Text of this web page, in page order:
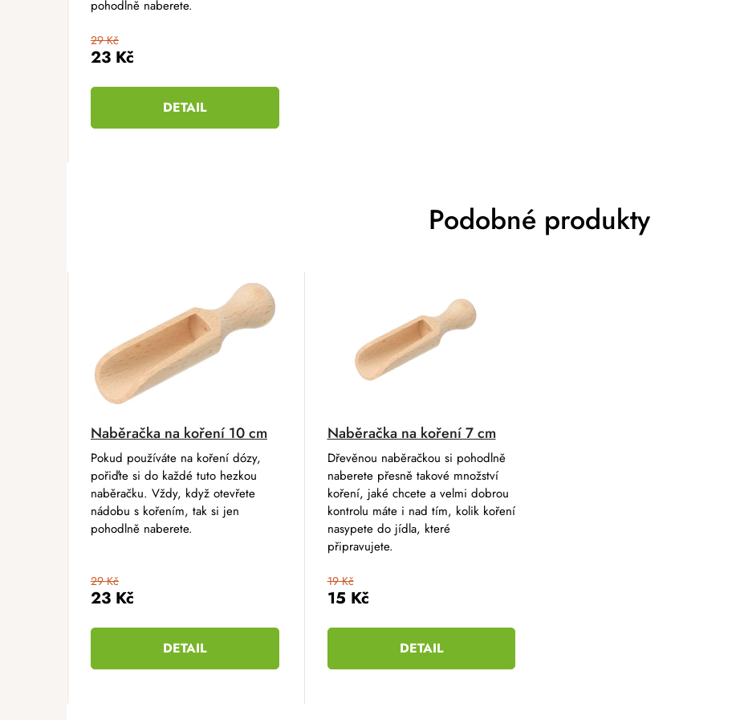
23 Kč
29 Kč
DETAIL
pohodlně naberete.
Podobné produkty
Naběračka na koření 10 cm
23 Kč
29 Kč
DETAIL
Pokud používáte na koření dózy,
pořiďte si do každé tuto hezkou
naběračku. Vždy, když otevřete
nádobu s kořením, tak si jen
pohodlně naberete.
Naběračka na koření 7 cm
15 Kč
19 Kč
DETAIL
Dřevěnou naběračkou si pohodlně
naberete přesně takové množství
koření, jaké chcete a velmi dobrou
kontrolu máte i nad tím, kolik koření
nasypete do jídla, které
připravujete.